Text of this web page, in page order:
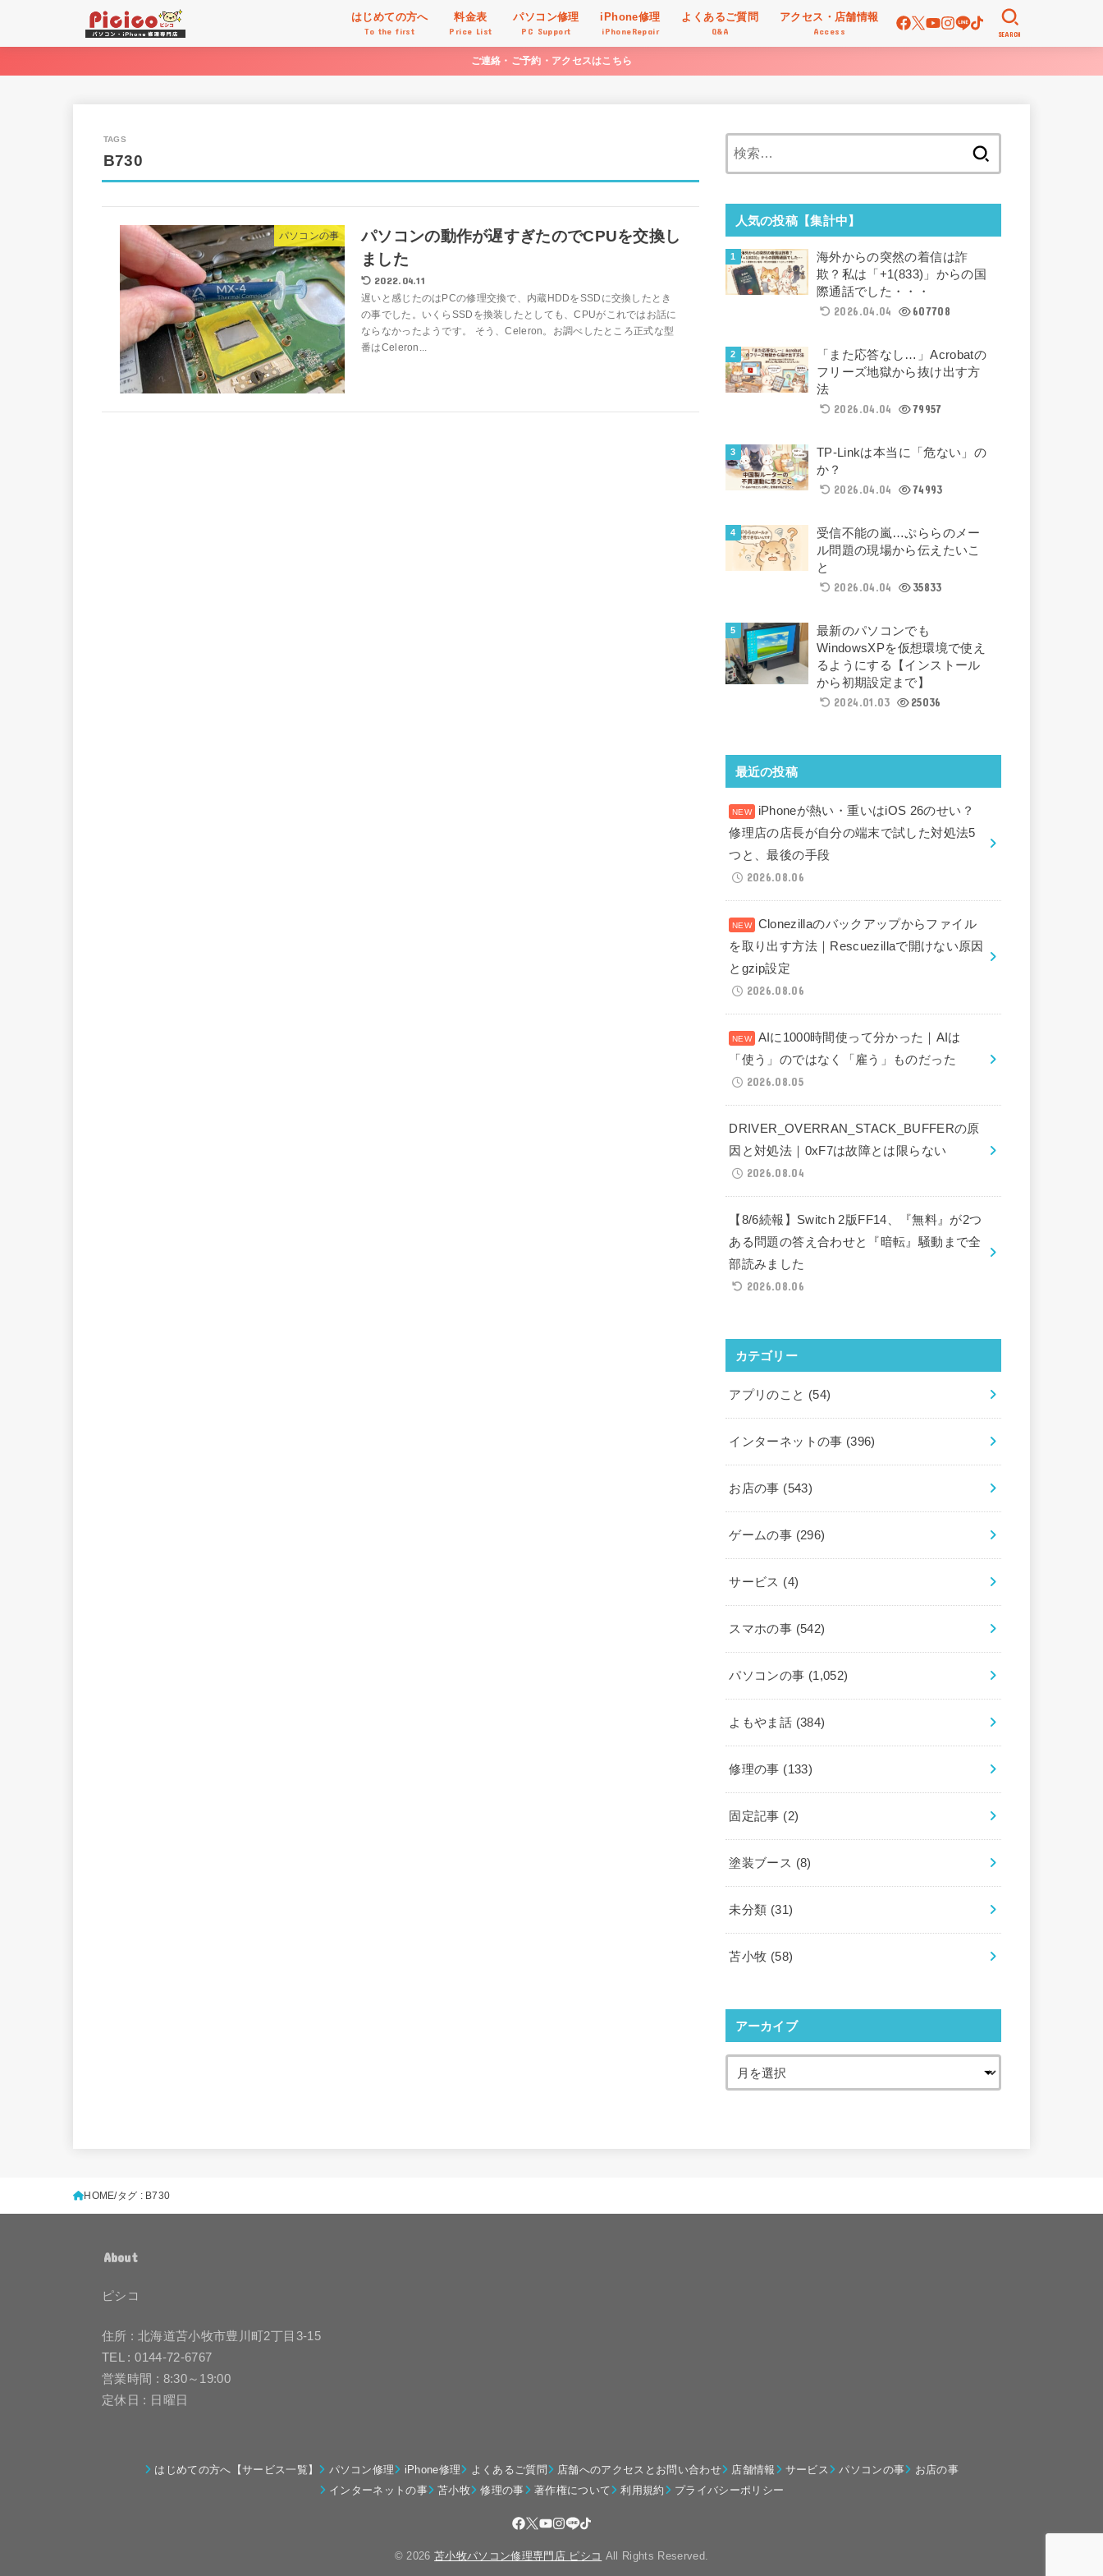
はじめての方へ
To the first
料金表
Price List
パソコン修理
PC Support
iPhone修理
iPhoneRepair
よくあるご質問
Q&A
アクセス・店舗情報
Access SEARCH
ご連絡・ご予約・アクセスはこちら
B730
パソコンの事
パソコンの動作が遅すぎたのでCPUを交換し
ました
2022.04.11
遅いと感じたのはPCの修理交換で、内蔵HDDをSSDに交換したとき
の事でした。いくらSSDを換装したとしても、CPUがこれではお話に
ならなかったようです。 そう、Celeron。お調べしたところ正式な型
番はCeleron...
人気の投稿【集計中】
海外からの突然の着信は詐
欺？私は「+1(833)」からの国
際通話でした・・・
2026.04.04
607708
「また応答なし…」Acrobatの
フリーズ地獄から抜け出す方
法
2026.04.04
79957
TP-Linkは本当に「危ない」の
か？
2026.04.04
74993
受信不能の嵐…ぷららのメー
ル問題の現場から伝えたいこ
と
2026.04.04
35833
最新のパソコンでも
WindowsXPを仮想環境で使え
るようにする【インストール
から初期設定まで】
2024.01.03
25036
最近の投稿
iPhoneが熱い・重いはiOS 26のせい？
修理店の店長が自分の端末で試した対処法5
つと、最後の手段
2026.08.06
Clonezillaのバックアップからファイル
を取り出す方法｜Rescuezillaで開けない原因
とgzip設定
2026.08.06
AIに1000時間使って分かった｜AIは
「使う」のではなく「雇う」ものだった
2026.08.05
DRIVER_OVERRAN_STACK_BUFFERの原
因と対処法｜0xF7は故障とは限らない
2026.08.04
【8/6続報】Switch 2版FF14、『無料』が2つ
ある問題の答え合わせと『暗転』騒動まで全
部読みました
2026.08.06
カテゴリー
アプリのこと (54)
インターネットの事 (396)
お店の事 (543)
ゲームの事 (296)
サービス (4)
スマホの事 (542)
パソコンの事 (1,052)
よもやま話 (384)
修理の事 (133)
固定記事 (2)
塗装ブース (8)
未分類 (31)
苫小牧 (58)
アーカイブ
HOME タグ : B730
About
ピシコ
住所 : 北海道苫小牧市豊川町2丁目3-15
TEL : 0144-72-6767
営業時間 : 8:30～19:00
定休日 : 日曜日
はじめての方へ【サービス一覧】 パソコン修理 iPhone修理 よくあるご質問 店舗へのアクセスとお問い合わせ 店舗情報 サービス パソコンの事
お店の事
インターネットの事
苫小牧 修理の事 著作権について 利用規約 プライバシーポリシー
© 2026苫小牧パソコン修理専門店 ピシコ All Rights Reserved.